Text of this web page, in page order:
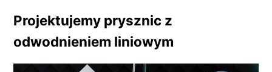
Projektujemy prysznic z
odwodnieniem liniowym